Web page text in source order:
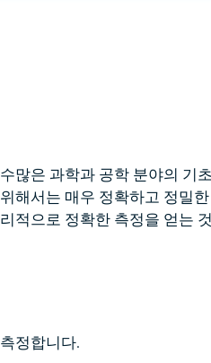
많은 과학과 공학 분야의 기
해서는 매우 정확하고 정밀
적으로 정확한 측정을 얻는
정합니다.